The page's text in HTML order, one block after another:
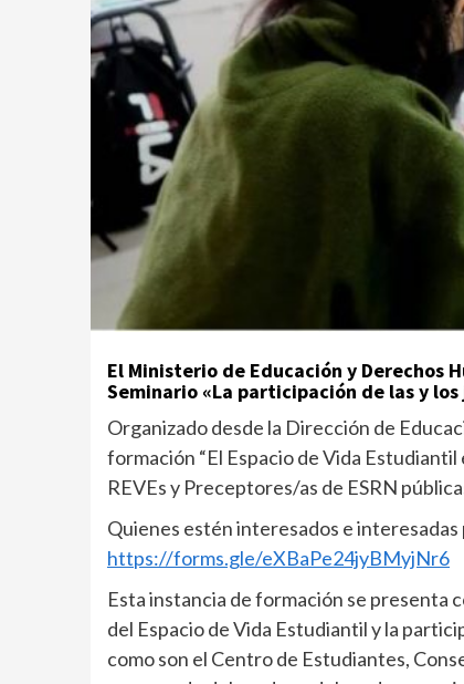
El Ministerio de Educación y Derechos
Seminario «La participación de las y
Organizado desde la Dirección de
formación “El Espacio de Vida
REVEs y Preceptores/as de ESRN
Quienes estén interesados e
https://forms.gle/eXBaPe24jyBMyjNr6
Esta instancia de formación se presenta
del Espacio de Vida Estudiantil y la
como son el Centro de Estudiantes,